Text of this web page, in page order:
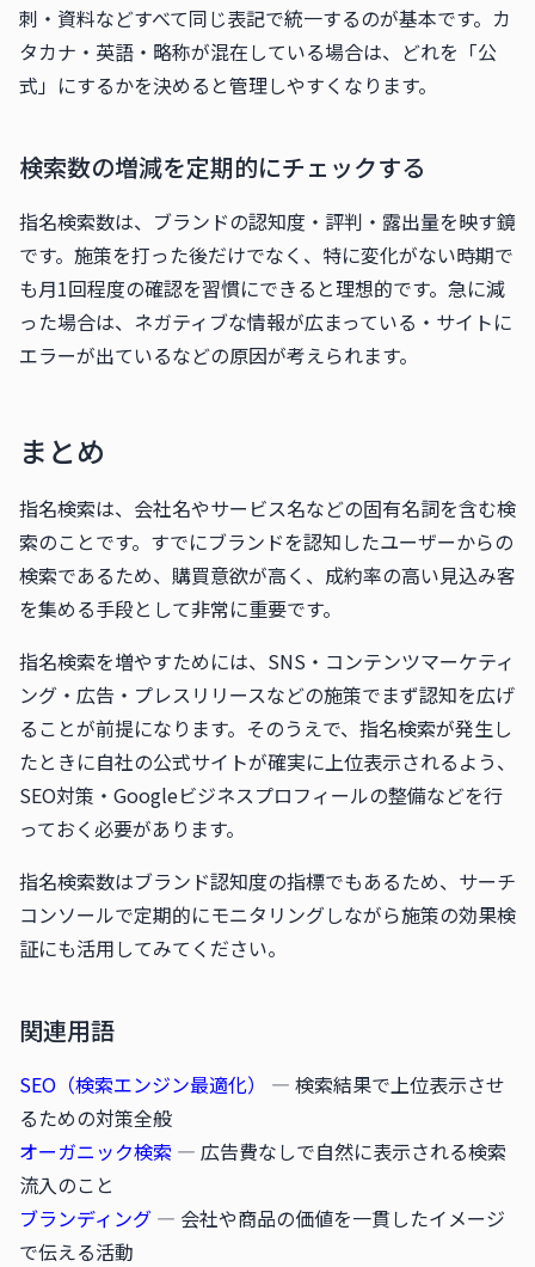
刺・資料などすべて同じ表記で統一するのが基本です。カ
タカナ・英語・略称が混在している場合は、どれを「公
式」にするかを決めると管理しやすくなります。
検索数の増減を定期的にチェックする
指名検索数は、ブランドの認知度・評判・露出量を映す鏡
です。施策を打った後だけでなく、特に変化がない時期で
も月1回程度の確認を習慣にできると理想的です。急に減
った場合は、ネガティブな情報が広まっている・サイトに
エラーが出ているなどの原因が考えられます。
まとめ
指名検索は、会社名やサービス名などの固有名詞を含む検
索のことです。すでにブランドを認知したユーザーからの
検索であるため、購買意欲が高く、成約率の高い見込み客
を集める手段として非常に重要です。
指名検索を増やすためには、SNS・コンテンツマーケティ
ング・広告・プレスリリースなどの施策でまず認知を広げ
ることが前提になります。そのうえで、指名検索が発生し
たときに自社の公式サイトが確実に上位表示されるよう、
SEO対策・Googleビジネスプロフィールの整備などを行
っておく必要があります。
指名検索数はブランド認知度の指標でもあるため、サーチ
コンソールで定期的にモニタリングしながら施策の効果検
証にも活用してみてください。
関連用語
SEO（検索エンジン最適化）
— 検索結果で上位表示させ
るための対策全般
オーガニック検索 — 広告費なしで自然に表示される検索
流入のこと
ブランディング — 会社や商品の価値を一貫したイメージ
で伝える活動